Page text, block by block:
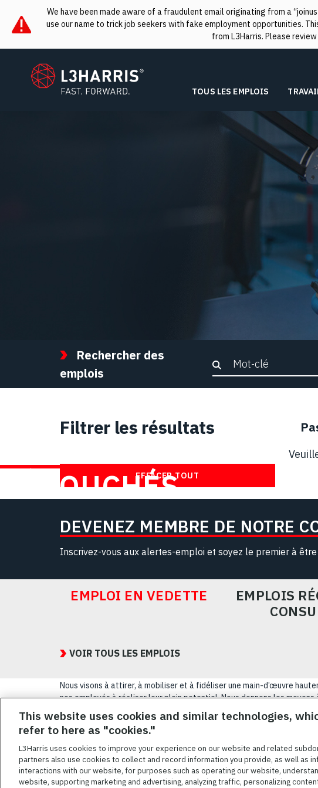
We have been made aware of a fraudulent email originating from a
use our name to trick job seekers with fake employment opportunities.
from L3Harris. Please
L3Harris
TOUS LES EMPLOIS
DÉBOUCHÉS
CHEZ NOUS
Rechercher des
emplois
Recherche par
Filtrer les résultats
EFFACER TOUT
DEVENEZ MEMBRE DE NOTRE
Inscrivez-vous aux alertes-emploi et soyez le premier à
EMPLOI EN VEDETTE
EMPLOIS
JobsVOIR TOUS LES EMPLOIS
Nous visons à attirer, à mobiliser et à fidéliser une main-d’œuvre
nos employés à réaliser leur plein potentiel. Nous donnons les
sexuelle, leur origine nationale, leur handicap ou leur statut d’ancien
L3HARRIS.COM
This website uses cookies and similar technologies,
refer to here as "cookies."
L3Harris uses cookies to improve your experience on our website and related
partners also use cookies to collect and record information you provide, as well as
interactions with our website, for purposes such as operating our website,
website, supporting marketing and advertising, analyzing traffic, personalizing